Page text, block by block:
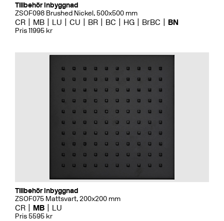
Tillbehör Inbyggnad
ZSOF098 Brushed Nickel, 500x500 mm
CR MB LU CU BR BC HG BrBC BN
Pris 11995 kr
Tillbehör Inbyggnad
ZSOF075 Mattsvart, 200x200 mm
CR MB LU
Pris 5595 kr